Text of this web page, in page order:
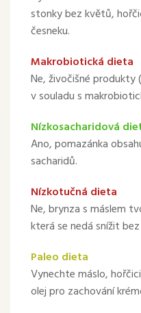
stonky bez květů,
česneku.
Makrobiotická dieta
Ne, živočišné produkty
v souladu s
Nízkosacharidová
Ano, pomazánka
sacharidů.
Nízkotučná dieta
Ne, brynza s máslem
která se nedá snížit
Paleo dieta
Vynechte máslo,
olej pro zachování